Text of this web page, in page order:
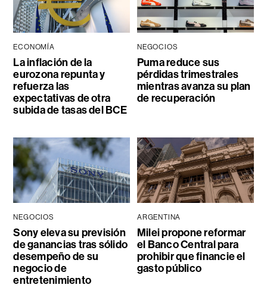
ECONOMÍA
La inflación de la
eurozona repunta y
refuerza las
expectativas de otra
subida de tasas del BCE
NEGOCIOS
Puma reduce sus
pérdidas trimestrales
mientras avanza su plan
de recuperación
NEGOCIOS
Sony eleva su previsión
de ganancias tras sólido
desempeño de su
negocio de
entretenimiento
ARGENTINA
Milei propone reformar
el Banco Central para
prohibir que financie el
gasto público